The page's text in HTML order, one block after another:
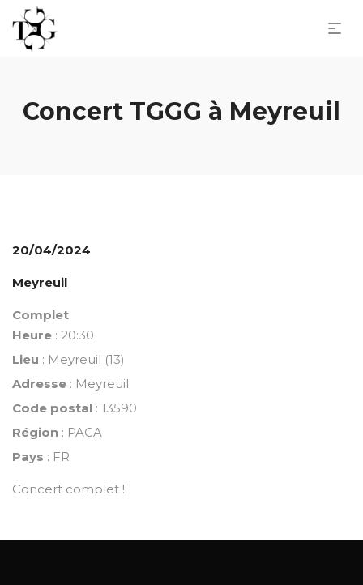
Concert TGGG à Meyreuil
20/04/2024
Meyreuil
Complet
Heure : 20:30
Lieu : Meyreuil (13)
Adresse : Meyreuil
Code postal : 13590
Région : PACA
Pays : FR
Concert complet !